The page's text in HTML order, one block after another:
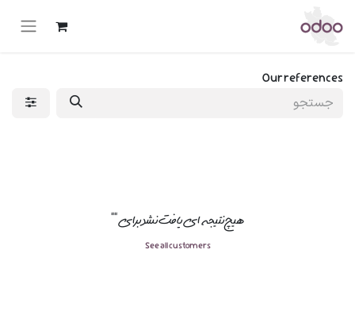
Our references
هیچ نتیجه ای یافت نشد برای ""
See all customers